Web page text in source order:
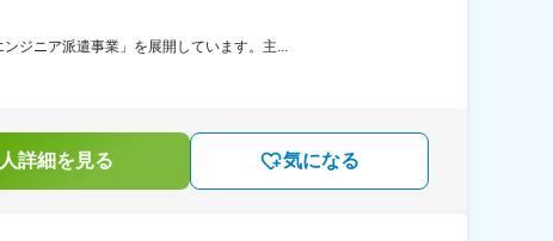
ジニア派遣事業」を展開しています。主...
詳細を見る 気になる